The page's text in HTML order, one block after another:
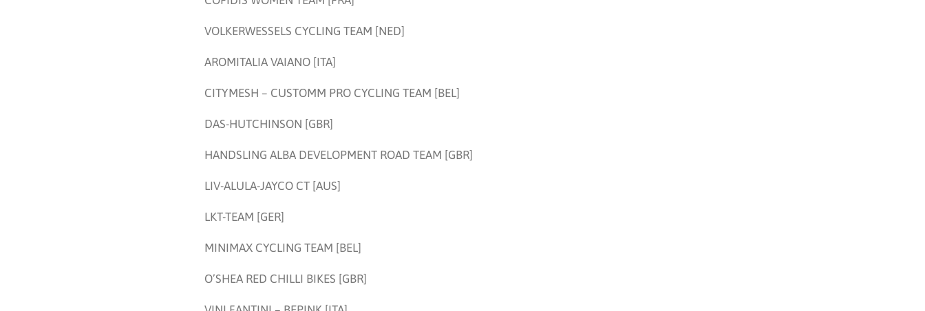
VOLKERWESSELS CYCLING TEAM [NED]
AROMITALIA VAIANO [ITA]
CITYMESH – CUSTOMM PRO CYCLING TEAM [BEL]
DAS-HUTCHINSON [GBR]
HANDSLING ALBA DEVELOPMENT ROAD TEAM [GBR]
LIV-ALULA-JAYCO CT [AUS]
LKT-TEAM [GER]
MINIMAX CYCLING TEAM [BEL]
O’SHEA RED CHILLI BIKES [GBR]